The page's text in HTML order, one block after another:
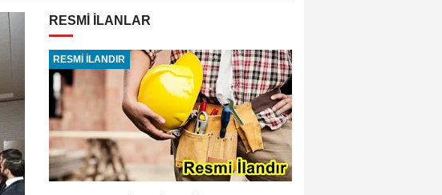
RESMİ İLANLAR
RESMİ İLANDIR